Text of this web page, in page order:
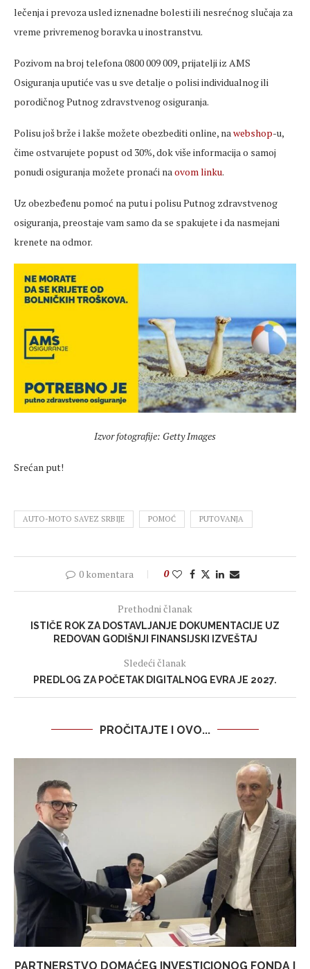
lečenja i prevoza usled iznenadne bolesti ili nesrećnog slučaja za
vreme privremenog boravka u inostranstvu.
Pozivom na broj telefona 0800 009 009, prijatelji iz AMS
Osiguranja uputiće vas u sve detalje o polisi individualnog ili
porodičnog Putnog zdravstvenog osiguranja.
Polisu još brže i lakše možete obezbediti online, nawebshop-u,
čime ostvarujete popust od 30%, dok više informacija o samoj
ponudi osiguranja možete pronaći naovom linku.
Uz obezbeđenu pomoć na putu i polisu Putnog zdravstvenog
osiguranja, preostaje vam samo da se spakujete i da nasmejani
krenete na odmor.
Izvor fotografije: Getty Images
Srećan put!
AUTO-MOTO SAVEZ SRBIJE POMOĆ PUTOVANJA
0 komentara 0
Prethodni članak
ISTIČE ROK ZA DOSTAVLJANJE DOKUMENTACIJE UZ
REDOVAN GODIŠNJI FINANSIJSKI IZVEŠTAJ
Sledeći članak
PREDLOG ZA POČETAK DIGITALNOG EVRA JE 2027.
PROČITAJTE I OVO...
PARTNERSTVO DOMAĆEG INVESTICIONOG FONDA I